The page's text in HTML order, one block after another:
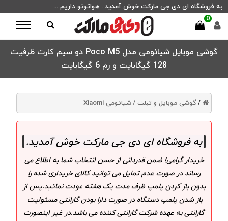
به فروشگاه ای دی جی مارکت خوش آمدید . هواتونو داریم ...
0
گوشی موبایل شیائومی مدل Poco M5 دو سیم کارت ظرفیت
128 گیگابایت و رم 6 گیگابایت
/گوشی موبایل و تبلت /شیائومی Xiaomi
به فروشگاه ای دی جی مارکت خوش آمدید.
خریدار گرامی! ضمن قدردانی از حسن انتخاب شما به اطلاع می
رساند در صورت عدم تمایل می توانید کالای خریداری شده را
بدون باز کردن پلمپ ظرف مدت یک هفته عودت نمائید.پس از
باز شدن پلمپ دستگاه در صورت دارا بودن گارانتی مسئولیت
گارانتی به عهده شرکت گارانتی کننده می باشد.در غیر اینصورت